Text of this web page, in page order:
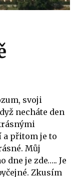
svoji
necháte den
a přitom je to
Můj
dne je zde….. Je
Zkusím